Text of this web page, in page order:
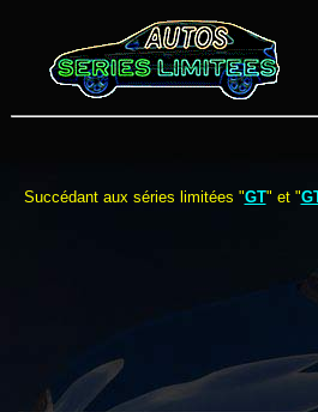
Succédant aux séries limitées "GT" et "